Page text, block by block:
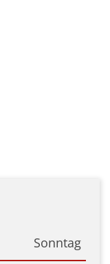
Sonntag